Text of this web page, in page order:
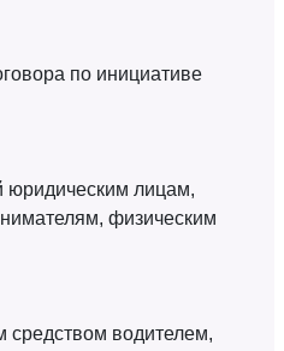
по инициативе
юридическим лицам,
физическим
средством водителем,